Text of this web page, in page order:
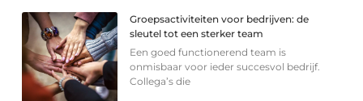
Groepsactiviteiten voor bedrijven: de
sleutel tot een sterker team
Een goed functionerend team is
onmisbaar voor ieder succesvol bedrijf.
Collega’s die